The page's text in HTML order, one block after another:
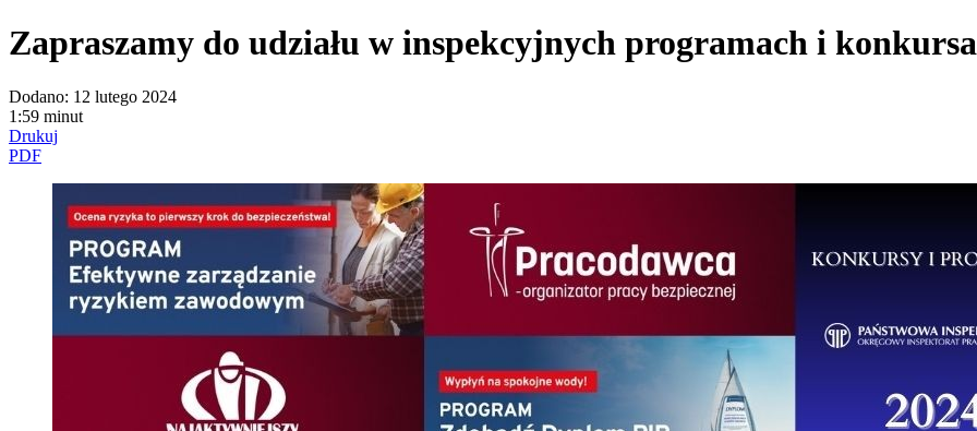
Zapraszamy do udziału w inspekcyjnych programach i
Dodano: 12 lutego 2024
1:59 minut
Drukuj
PDF